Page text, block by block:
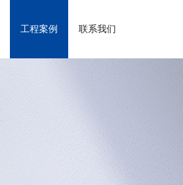
工程案例 联系我们